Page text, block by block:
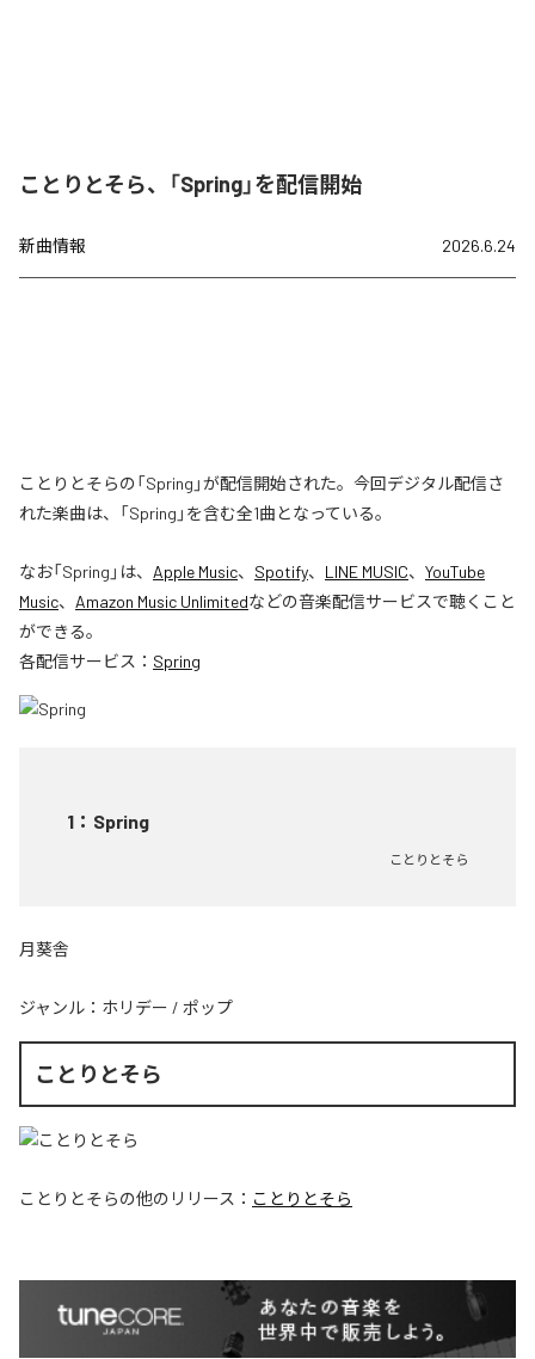
ことりとそら、「Spring」を配信開始
新曲情報 2026.6.24
ことりとそらの「Spring」が配信開始された。今回デジタル配信さ
れた楽曲は、「Spring」を含む全1曲となっている。
なお「Spring 」は、 Apple Music、 Spotify、 LINE MUSIC、 YouTube
Music、 Amazon Music Unlimitedなどの音楽配信サービスで聴くこと
ができる。
各配信サービス： Spring
1 ： Spring
ことりとそら
月葵舎
ジャンル： ホリデー / ポップ
ことりとそら
ことりとそらの他のリリース： ことりとそら